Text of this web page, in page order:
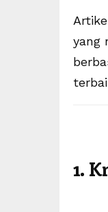
yang
1.